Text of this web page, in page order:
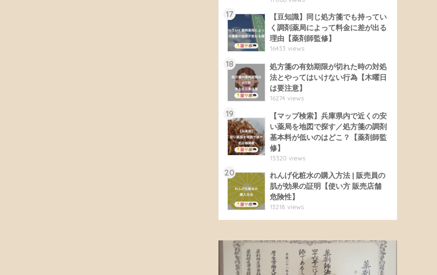
17
【豆知識】同じ処方箋でも持ってい
く調剤薬局によって料金に差が出る
理由【薬剤師監修】
16433 views
18
処方箋の有効期限が切れた時の対処
法とやってはいけない行為【木曜日
は要注意】
16274 views
19
【マップ検索】兵庫県内で近くの安
い薬局を地図で探す／処方箋の調剤
基本料が低いのはどこ？【薬剤師監
修】
15320 views
20
れんげ化粧水の購入方法 | 販売員の
肌が効果の証明【使い方 販売店舗
危険性】
13218 views